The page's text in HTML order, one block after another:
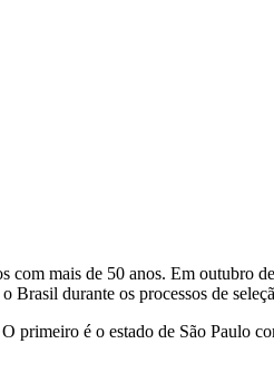
mais de 50 anos. Em outubro
durante os processos de
primeiro é o estado de São Paulo